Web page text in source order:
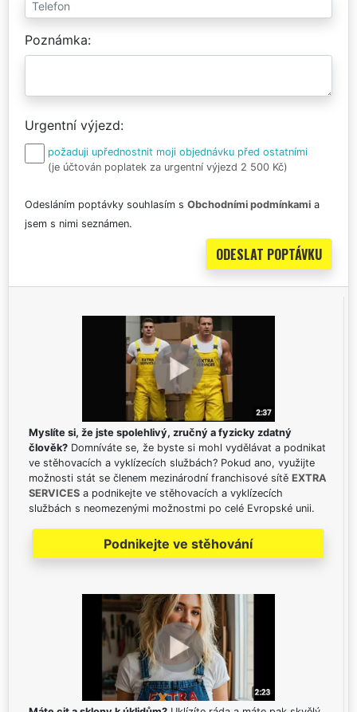
Poznámka
Urgentní výjezd
požaduji upřednostnit moji objednávku před ostatními
(je účtován poplatek za urgentní výjezd 2 500 Kč)
Odesláním poptávky souhlasím s Obchodními podmínkami a
jsem s nimi seznámen.
Myslíte si, že jste spolehlivý, zručný a fyzicky zdatný
člověk? Domníváte se, že byste si mohl vydělávat a podnikat
ve stěhovacích a vyklízecích službách? Pokud ano, využijte
možnosti stát se členem mezinárodní franchisové sítě EXTRA
SERVICES a podnikejte ve stěhovacích a vyklízecích
službách s neomezenými možnostmi po celé Evropské unii.
Podnikejte ve stěhování